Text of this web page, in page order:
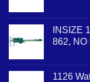
INSIZE
862, NO
1126